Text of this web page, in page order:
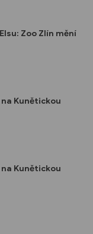
Zoo Zlín mění
Kunětickou
Kunětickou